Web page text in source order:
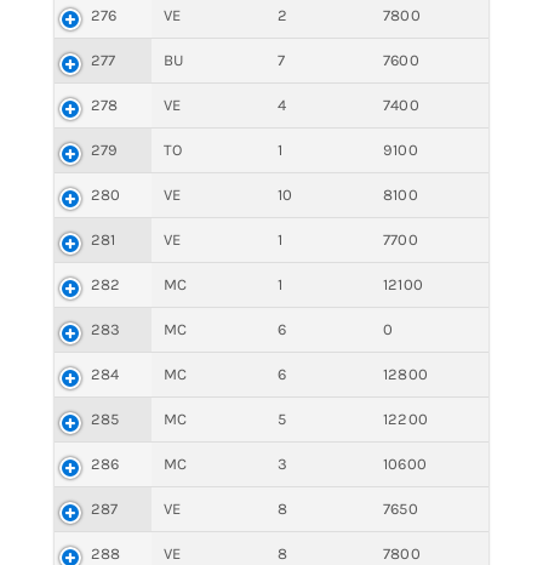
276 VE 2 7800
277 BU 7 7600
278 VE 4 7400
279 TO 1 9100
280 VE 10 8100
281 VE 1 7700
282 MC 1 12100
283 MC 6 0
284 MC 6 12800
285 MC 5 12200
286 MC 3 10600
287 VE 8 7650
288 VE 8 7800